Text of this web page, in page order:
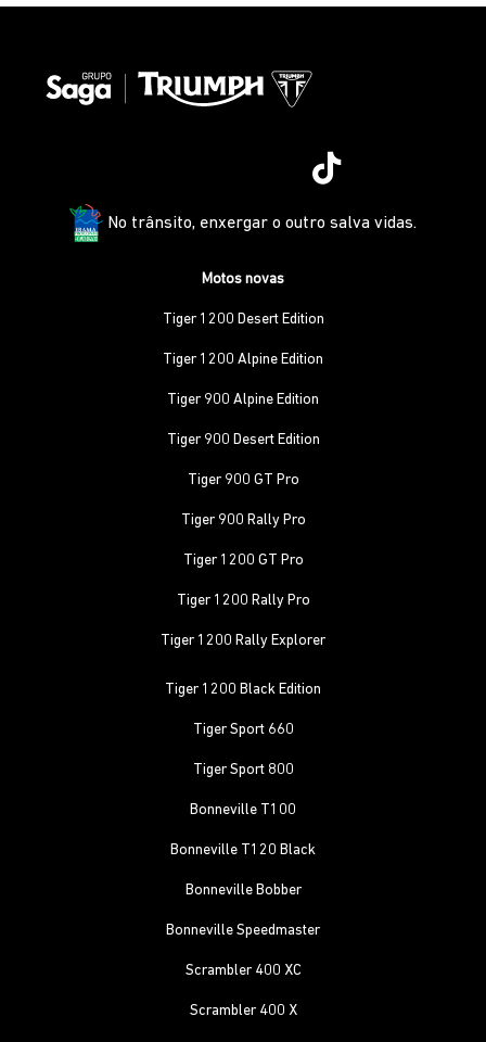
No trânsito, enxergar o outro salva vidas.
Motos novas
Tiger 1200 Desert Edition
Tiger 1200 Alpine Edition
Tiger 900 Alpine Edition
Tiger 900 Desert Edition
Tiger 900 GT Pro
Tiger 900 Rally Pro
Tiger 1200 GT Pro
Tiger 1200 Rally Pro
Tiger 1200 Rally Explorer
Tiger 1200 Black Edition
Tiger Sport 660
Tiger Sport 800
Bonneville T100
Bonneville T120 Black
Bonneville Bobber
Bonneville Speedmaster
Scrambler 400 XC
Scrambler 400 X